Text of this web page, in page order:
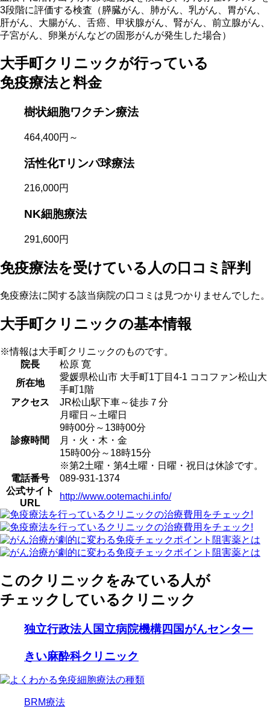
3段階に評価する検査（膵臓がん、肺がん、乳がん、胃がん、
肝がん、大腸がん、舌癌、甲状腺がん、腎がん、前立腺がん、
子宮がん、卵巣がんなどの固形がんが発生した場合）
大手町クリニックが行っている
免疫療法と料金
樹状細胞ワクチン療法
464,400円～
活性化Tリンパ球療法
216,000円
NK細胞療法
291,600円
免疫療法を受けている人の口コミ評判
免疫療法に関する該当病院の口コミは見つかりませんでした。
大手町クリニックの基本情報
※情報は大手町クリニックのものです。
院長
松原 寛
所在地
愛媛県松山市 大手町1丁目4-1 ココファン松山大
手町1階
アクセス
JR松山駅下車～徒歩７分
診療時間
月曜日～土曜日
9時00分～13時00分
月・火・木・金
15時00分～18時15分
※第2土曜・第4土曜・日曜・祝日は休診です。
電話番号
089-931-1374
公式サイト
URL
http://www.ootemachi.info/
このクリニックをみている人が
チェックしているクリニック
独立行政法人国立病院機構四国がんセンター
きい麻酔科クリニック
BRM療法